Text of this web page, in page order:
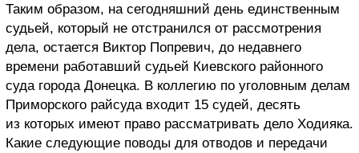
Таким образом, на сегодняшний день единственным
судьей, который не отстранился от рассмотрения
дела, остается Виктор Попревич, до недавнего
времени работавший судьей Киевского районного
суда города Донецка. В коллегию по уголовным делам
Приморского райсуда входит 15 судей, десять
из которых имеют право рассматривать дело Ходияка.
Какие следующие поводы для отводов и передачи